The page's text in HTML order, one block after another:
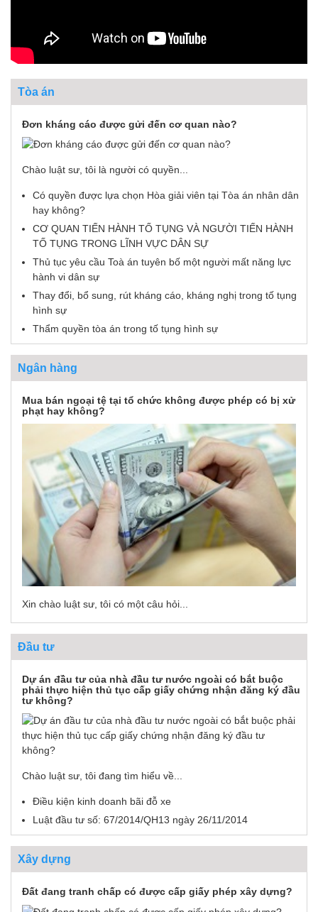
Tòa án
Đơn kháng cáo được gửi đến cơ quan nào?
Chào luật sư, tôi là người có quyền...
Có quyền được lựa chọn Hòa giải viên tại Tòa án nhân dân
hay không?
CƠ QUAN TIẾN HÀNH TỐ TỤNG VÀ NGƯỜI TIẾN HÀNH
TỐ TỤNG TRONG LĨNH VỰC DÂN SỰ
Thủ tục yêu cầu Toà án tuyên bố một người mất năng lực
hành vi dân sự
Thay đổi, bổ sung, rút kháng cáo, kháng nghị trong tố tụng
hình sự
Thẩm quyền tòa án trong tố tụng hình sự
Ngân hàng
Mua bán ngoại tệ tại tổ chức không được phép có bị xử
phạt hay không?
Xin chào luật sư, tôi có một câu hỏi...
Đầu tư
Dự án đầu tư của nhà đầu tư nước ngoài có bắt buộc
phải thực hiện thủ tục cấp giấy chứng nhận đăng ký đầu
tư không?
Chào luật sư, tôi đang tìm hiểu về...
Điều kiện kinh doanh bãi đỗ xe
Luật đầu tư số: 67/2014/QH13 ngày 26/11/2014
Xây dựng
Đất đang tranh chấp có được cấp giấy phép xây dựng?